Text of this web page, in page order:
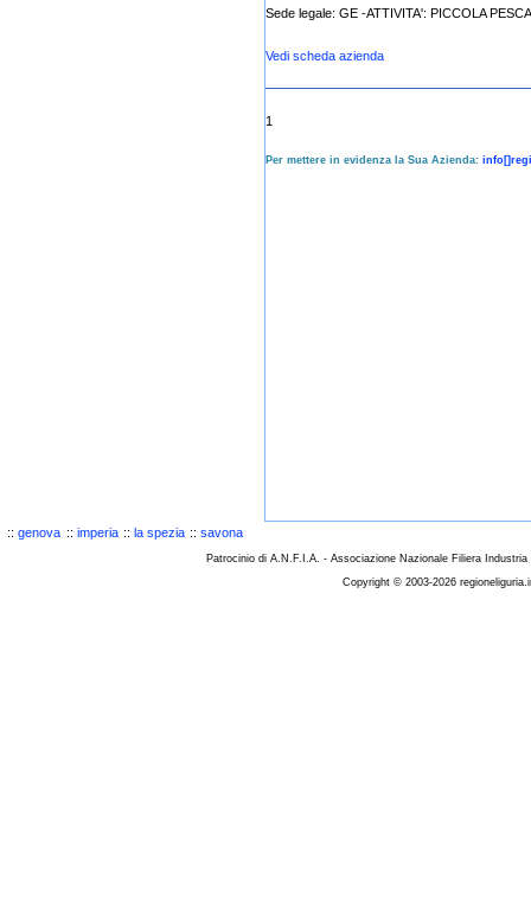
Sede legale: GE -ATTIVITA': PICCOLA
Vedi scheda azienda
1
Per mettere in evidenza la Sua Azienda:
:: genova :: imperia :: la spezia :: savona
Patrocinio di A.N.F.I.A. - Associazione Nazionale Filiera
Copyright © 2003-2026